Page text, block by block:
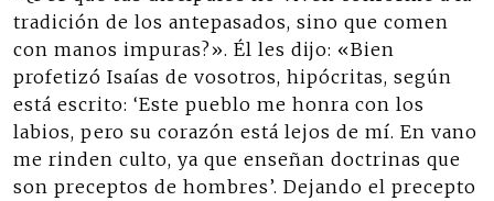
tradición de los antepasados, sino que comen
con manos impuras?». Él les dijo: «Bien
profetizó Isaías de vosotros, hipócritas, según
está escrito: ‘Este pueblo me honra con los
labios, pero su corazón está lejos de mí. En vano
me rinden culto, ya que enseñan doctrinas que
son preceptos de hombres’. Dejando el precepto